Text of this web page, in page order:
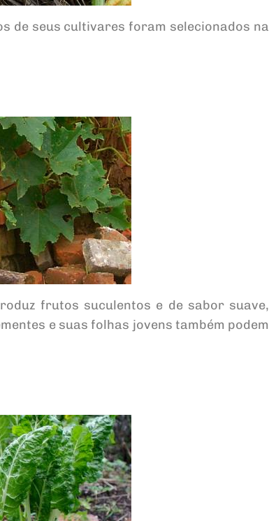
de seus cultivares foram selecionados na
frutos suculentos e de sabor suave,
e suas folhas jovens também podem